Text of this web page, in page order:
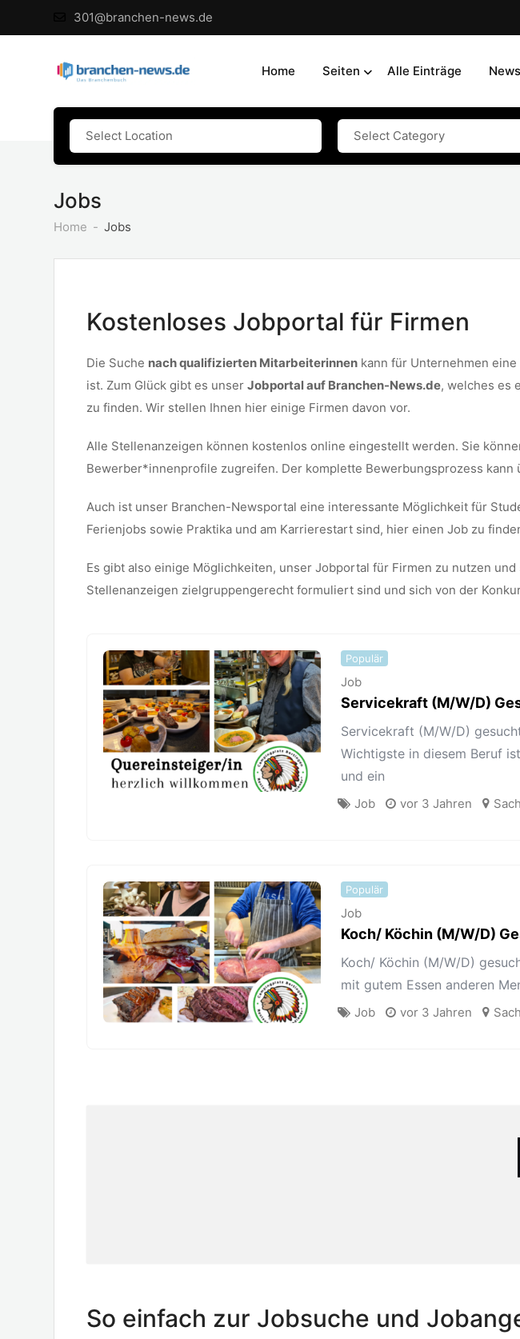
301@branchen-news.de
Home Seiten Alle Einträge
Jobs
Home Jobs
Kostenloses Jobportal für Firmen
Die Suche nach qualifizierten Mitarbeiterinnen kann für Unternehmen
ist. Zum Glück gibt es unser Jobportal auf Branchen-News.de, welches es
zu finden. Wir stellen Ihnen hier einige Firmen davon vor.
Alle Stellenanzeigen können kostenlos online eingestellt werden. Sie
Bewerber*innenprofile zugreifen. Der komplette Bewerbungsprozess
Auch ist unser Branchen-Newsportal eine interessante Möglichkeit für
Ferienjobs sowie Praktika und am Karrierestart sind, hier einen Job zu
Es gibt also einige Möglichkeiten, unser Jobportal für Firmen zu nutzen
Stellenanzeigen zielgruppengerecht formuliert sind und sich von der
Populär
Job
Servicekraft (M/W/D)
Servicekraft (M/W/D)
Wichtigste in diesem Beruf
und ein
Job vor 3 Jahren
Populär
Job
Koch/ Köchin (M/W/D)
Koch/ Köchin (M/W/D)
mit gutem Essen anderen
Job vor 3 Jahren
So einfach zur Jobsuche und